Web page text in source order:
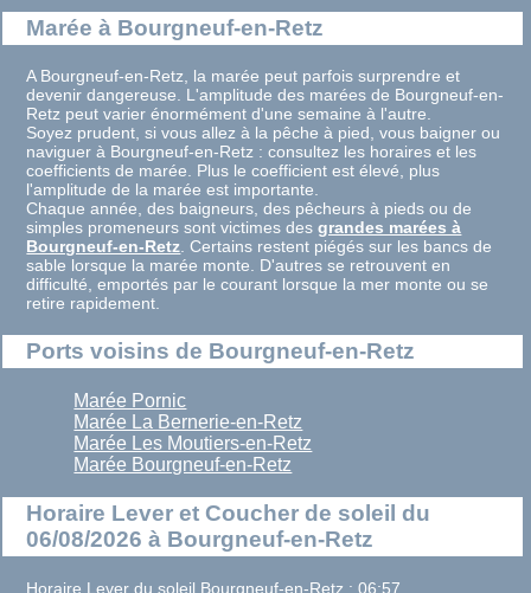
Marée à Bourgneuf-en-Retz
A Bourgneuf-en-Retz, la marée peut parfois surprendre et
devenir dangereuse. L'amplitude des marées de Bourgneuf-en-
Retz peut varier énormément d'une semaine à l'autre.
Soyez prudent, si vous allez à la pêche à pied, vous baigner ou
naviguer à Bourgneuf-en-Retz : consultez les horaires et les
coefficients de marée. Plus le coefficient est élevé, plus
l'amplitude de la marée est importante.
Chaque année, des baigneurs, des pêcheurs à pieds ou de
simples promeneurs sont victimes desgrandes marées à
Bourgneuf-en-Retz. Certains restent piégés sur les bancs de
sable lorsque la marée monte. D'autres se retrouvent en
difficulté, emportés par le courant lorsque la mer monte ou se
retire rapidement.
Ports voisins de Bourgneuf-en-Retz
Marée Pornic
Marée La Bernerie-en-Retz
Marée Les Moutiers-en-Retz
Marée Bourgneuf-en-Retz
Horaire Lever et Coucher de soleil du
06/08/2026 à Bourgneuf-en-Retz
Horaire Lever du soleil Bourgneuf-en-Retz : 06:57